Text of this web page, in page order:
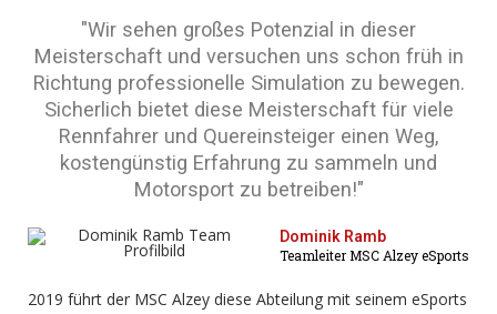
"Wir sehen großes Potenzial in dieser
Meisterschaft und versuchen uns schon früh in
Richtung professionelle Simulation zu bewegen.
Sicherlich bietet diese Meisterschaft für viele
Rennfahrer und Quereinsteiger einen Weg,
kostengünstig Erfahrung zu sammeln und
Motorsport zu betreiben!"
Dominik Ramb
Teamleiter MSC Alzey eSports
2019 führt der MSC Alzey diese Abteilung mit seinem eSports